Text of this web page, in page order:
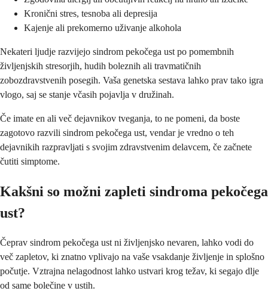
Kronični stres, tesnoba ali depresija
Kajenje ali prekomerno uživanje alkohola
Nekateri ljudje razvijejo sindrom pekočega ust po pomembnih
življenjskih stresorjih, hudih boleznih ali travmatičnih
zobozdravstvenih posegih. Vaša genetska sestava lahko prav tako igra
vlogo, saj se stanje včasih pojavlja v družinah.
Če imate en ali več dejavnikov tveganja, to ne pomeni, da boste
zagotovo razvili sindrom pekočega ust, vendar je vredno o teh
dejavnikih razpravljati s svojim zdravstvenim delavcem, če začnete
čutiti simptome.
Kakšni so možni zapleti sindroma pekočega
ust?
Čeprav sindrom pekočega ust ni življenjsko nevaren, lahko vodi do
več zapletov, ki znatno vplivajo na vaše vsakdanje življenje in splošno
počutje. Vztrajna nelagodnost lahko ustvari krog težav, ki segajo dlje
od same bolečine v ustih.